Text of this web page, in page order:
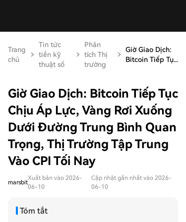
Trang
chủ
Tin tức
tiền kỹ
thuật số
Phân
tích Thị
trường
Giờ Giao Dịch:
Bitcoin Tiếp Tụ...
Giờ Giao Dịch: Bitcoin Tiếp Tục
Chịu Áp Lực, Vàng Rơi Xuống
Dưới Đường Trung Bình Quan
Trọng, Thị Trường Tập Trung
Vào CPI Tối Nay
marsbit
Xuất bản vào 2026-
06-10
Cập nhật gần nhất vào 2026-
06-10
Tóm tắt